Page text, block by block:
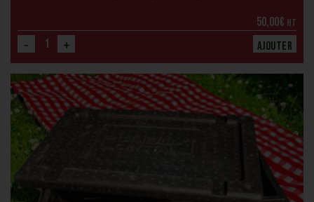
50,00€ HT
- + Ajouter